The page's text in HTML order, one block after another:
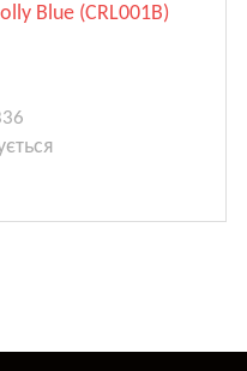
Blue (CRL001B)